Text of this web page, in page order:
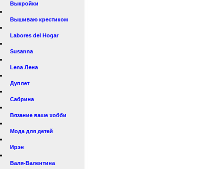
Выкройки
Вышиваю крестиком
Labores del Hogar
Susanna
Lena Лена
Дуплет
Сабрина
Вязание ваше хобби
Мода для детей
Ирэн
Валя-Валентина